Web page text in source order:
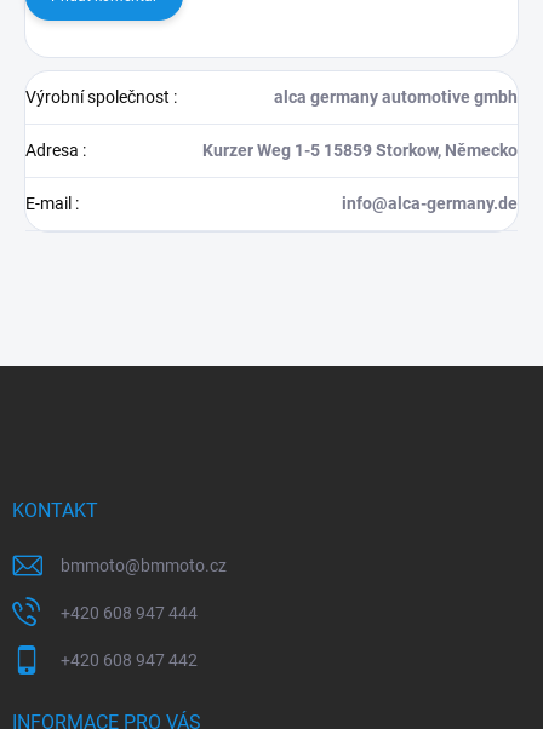
Výrobní společnost : alca germany automotive gmbh
Adresa : Kurzer Weg 1-5 15859 Storkow, Německo
E-mail : info@alca-germany.de
KONTAKT
bmmoto@bmmoto.cz
+420 608 947 444
+420 608 947 442
INFORMACE PRO VÁS